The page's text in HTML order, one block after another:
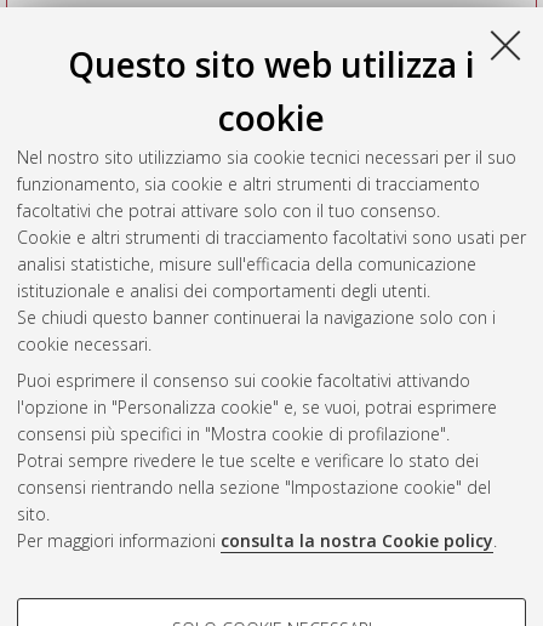
Questo sito web utilizza i
cookie
Nel nostro sito utilizziamo sia cookie tecnici necessari per il suo
funzionamento, sia cookie e altri strumenti di tracciamento
facoltativi che potrai attivare solo con il tuo consenso.
Cookie e altri strumenti di tracciamento facoltativi sono usati per
analisi statistiche, misure sull'efficacia della comunicazione
istituzionale e analisi dei comportamenti degli utenti.
Se chiudi questo banner continuerai la navigazione solo con i
cookie necessari.
Puoi esprimere il consenso sui cookie facoltativi attivando
l'opzione in "Personalizza cookie" e, se vuoi, potrai esprimere
consensi più specifici in "Mostra cookie di profilazione".
Potrai sempre rivedere le tue scelte e verificare lo stato dei
consensi rientrando nella sezione "Impostazione cookie" del
sito.
Per maggiori informazioni consulta la nostra Cookie policy.
COOKIE DI PROFILAZIONE -
Vedi altre statistiche
Gestione del documento:
Atom
Rss
2.0
AMS Acta
ISSN: 2038-7954
re3data.org -
doi.org/10.17616/R3P19R
Servizio implementato e
Impostazioni Cookie